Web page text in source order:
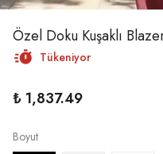
Özel Doku Kuşaklı
Tükeniyor
₺ 1,837.49
Boyut